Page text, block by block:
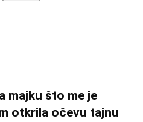
majku što me je
otkrila očevu tajnu